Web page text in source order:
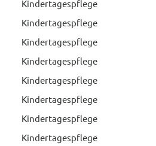
Kindertagespflege
Kindertagespflege
Kindertagespflege
Kindertagespflege
Kindertagespflege
Kindertagespflege
Kindertagespflege
Kindertagespflege